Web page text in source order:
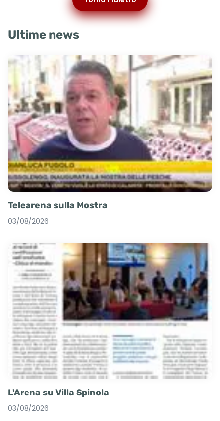
Ultime news
Telearena sulla Mostra
03/08/2026
L'Arena su Villa Spinola
03/08/2026